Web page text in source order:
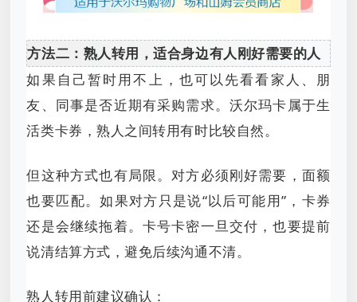
方法二：熟人转用，适合身边有人刚好需要的人
如果自己暂时用不上，也可以先看看家人、朋
友、同事是否近期有采购需求。沃尔玛卡属于生
活类卡券，熟人之间转用有时比较自然。
但这种方式也有局限。对方必须刚好需要，面额
也要匹配。如果对方只是说“以后可能用”，卡券
还是会继续拖着。卡号卡密一旦交付，也要提前
说清结算方式，避免后续沟通不清。
熟人转用前建议确认：